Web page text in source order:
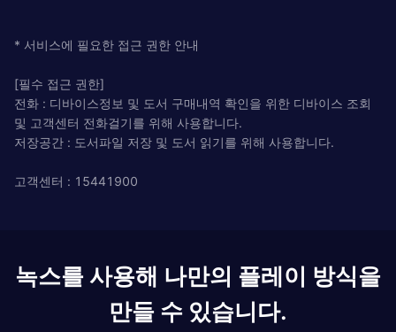
* 서비스에 필요한 접근 권한 안내
[필수 접근 권한]
전화 : 디바이스정보 및 도서 구매내역 확인을 위한 디바이스 조회
및 고객센터 전화걸기를 위해 사용합니다.
저장공간 : 도서파일 저장 및 도서 읽기를 위해 사용합니다.
고객센터 : 15441900
녹스를 사용해 나만의 플레이 방식을
만들 수 있습니다.